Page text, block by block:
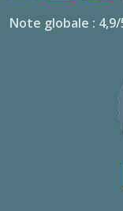
Note globale : 4,9/